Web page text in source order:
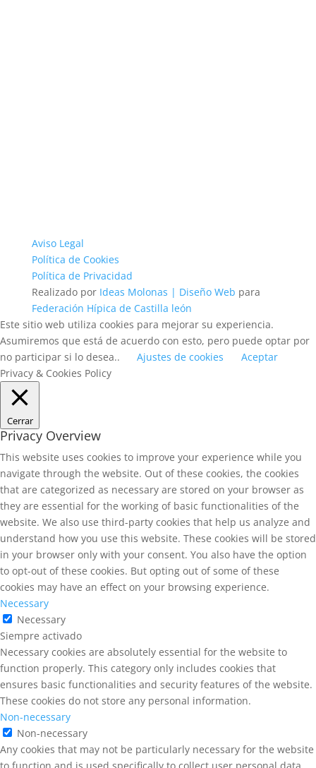
Aviso Legal
Política de Cookies
Política de Privacidad
Realizado por Ideas Molonas | Diseño Web para
Federación Hípica de Castilla león
Este sitio web utiliza cookies para mejorar su experiencia.
Asumiremos que está de acuerdo con esto, pero puede optar por
no participar si lo desea..
Ajustes de cookies
Aceptar
Privacy & Cookies Policy
Cerrar
Privacy Overview
This website uses cookies to improve your experience while you
navigate through the website. Out of these cookies, the cookies
that are categorized as necessary are stored on your browser as
they are essential for the working of basic functionalities of the
website. We also use third-party cookies that help us analyze and
understand how you use this website. These cookies will be stored
in your browser only with your consent. You also have the option
to opt-out of these cookies. But opting out of some of these
cookies may have an effect on your browsing experience.
Necessary
Necessary
Siempre activado
Necessary cookies are absolutely essential for the website to
function properly. This category only includes cookies that
ensures basic functionalities and security features of the website.
These cookies do not store any personal information.
Non-necessary
Non-necessary
Any cookies that may not be particularly necessary for the website